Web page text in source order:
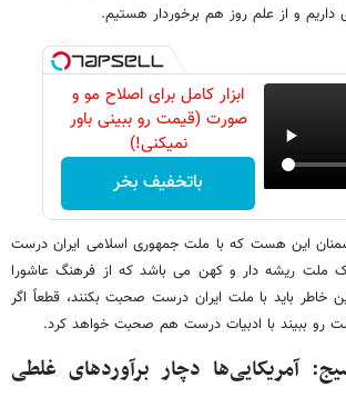
داریم و از علم روز هم برخوردار هستیم.
ابزار کامل برای اصلاح مو و
صورت (قیمت رو ببینی باور
نمیکنی!)
باتخفیف بخر
این هست که با ملت جمهوری اسلامی ایران درست
ملت ریشه دار و کهن می باشد که از فرهنگ عاشورا
خاطر باید با ملت ایران درست صحبت بکنند، قطعاً اگر
رو ببیند با ادبیات درست هم صحبت خواهد کرد.
آمریکایی‌ها دچار برآوردهای غلطی